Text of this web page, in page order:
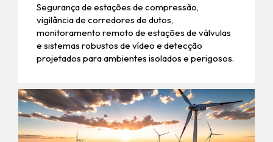
Segurança de estações de compressão,
vigilância de corredores de dutos,
monitoramento remoto de estações de válvulas
e sistemas robustos de vídeo e detecção
projetados para ambientes isolados e perigosos.